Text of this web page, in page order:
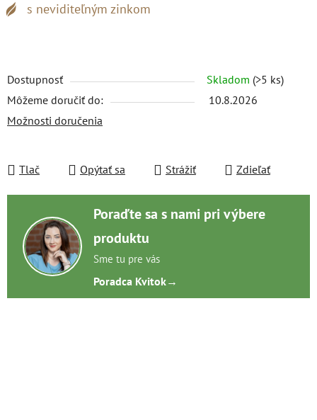
s neviditeľným zinkom
Dostupnosť Skladom (>5 ks)
Môžeme doručiť do:
10.8.2026
Možnosti doručenia
Tlač Opýtať sa Strážiť Zdieľať
Poraďte sa s nami pri výbere
produktu
Sme tu pre vás
Poradca Kvitok→